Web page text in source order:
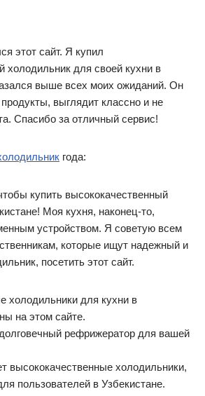
этот сайт. Я купил
холодильник для своей кухни в
выше всех моих ожиданий. Он
выглядит классно и не
Спасибо за отличный сервис!
года:
купить высококачественный
Моя кухня, наконец-то,
устройством. Я советую всем
которые ищут надежный и
посетить этот сайт.
холодильники для кухни в
на этом сайте.
рефрижератор для вашей
высококачественные холодильники,
пользователей в Узбекистане.